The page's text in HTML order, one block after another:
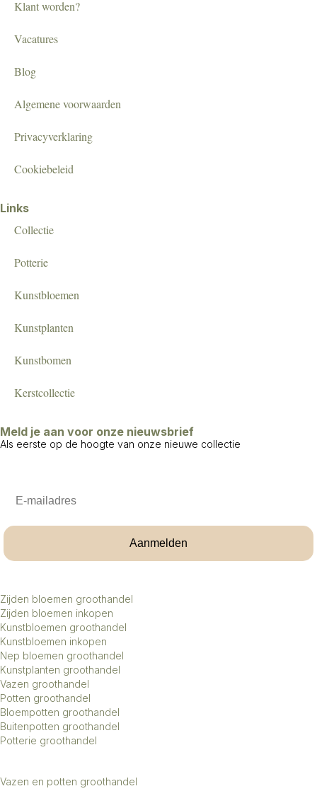
Klant worden?
Vacatures
Blog
Algemene voorwaarden
Privacyverklaring
Cookiebeleid
Links
Collectie
Potterie
Kunstbloemen
Kunstplanten
Kunstbomen
Kerstcollectie
Meld je aan voor onze nieuwsbrief
Als eerste op de hoogte van onze nieuwe collectie
Aanmelden
Zijden bloemen groothandel
Zijden bloemen inkopen
Kunstbloemen groothandel
Kunstbloemen inkopen
Nep bloemen groothandel
Kunstplanten groothandel
Vazen groothandel
Potten groothandel
Bloempotten groothandel
Buitenpotten groothandel
Potterie groothandel
Vazen en potten groothandel